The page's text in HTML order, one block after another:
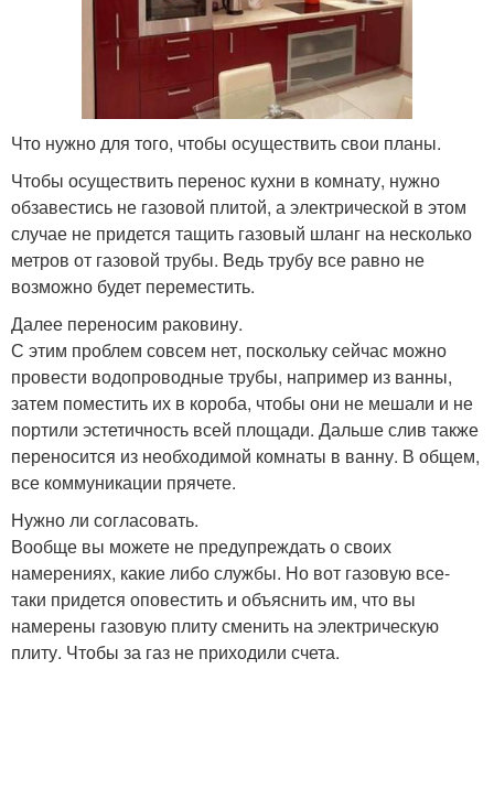
Что нужно для того, чтобы осуществить свои планы.
Чтобы осуществить перенос кухни в комнату, нужно
обзавестись не газовой плитой, а электрической в этом
случае не придется тащить газовый шланг на несколько
метров от газовой трубы. Ведь трубу все равно не
возможно будет переместить.
Далее переносим раковину.
С этим проблем совсем нет, поскольку сейчас можно
провести водопроводные трубы, например из ванны,
затем поместить их в короба, чтобы они не мешали и не
портили эстетичность всей площади. Дальше слив также
переносится из необходимой комнаты в ванну. В общем,
все коммуникации прячете.
Нужно ли согласовать.
Вообще вы можете не предупреждать о своих
намерениях, какие либо службы. Но вот газовую все-
таки придется оповестить и объяснить им, что вы
намерены газовую плиту сменить на электрическую
плиту. Чтобы за газ не приходили счета.